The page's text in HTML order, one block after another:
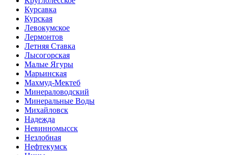
Курсавка
Курская
Левокумское
Лермонтов
Летняя Ставка
Лысогорская
Малые Ягуры
Марьинская
Махмуд-Мектеб
Минераловодский
Минеральные Воды
Михайловск
Надежда
Невинномысск
Незлобная
Нефтекумск